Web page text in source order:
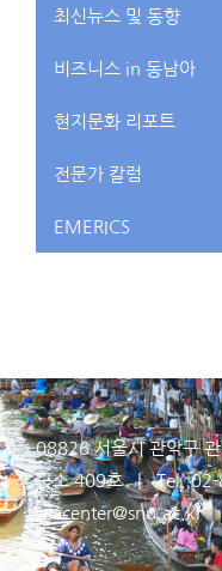
최신뉴스 및 동향
비즈니스 in 동남아
현지문화 리포트
전문가 칼럼
EMERICS
08826 서울시 관악구
구소 409호 | Tel.
seacenter@snu.ac.kr